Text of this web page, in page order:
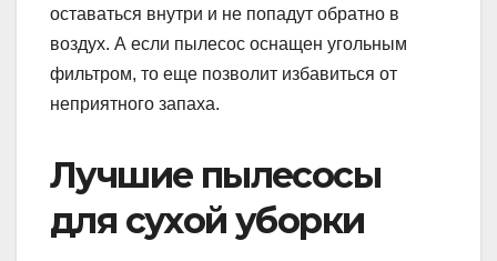
оставаться внутри и не попадут обратно в
воздух. А если пылесос оснащен угольным
фильтром, то еще позволит избавиться от
неприятного запаха.
Лучшие пылесосы
для сухой уборки